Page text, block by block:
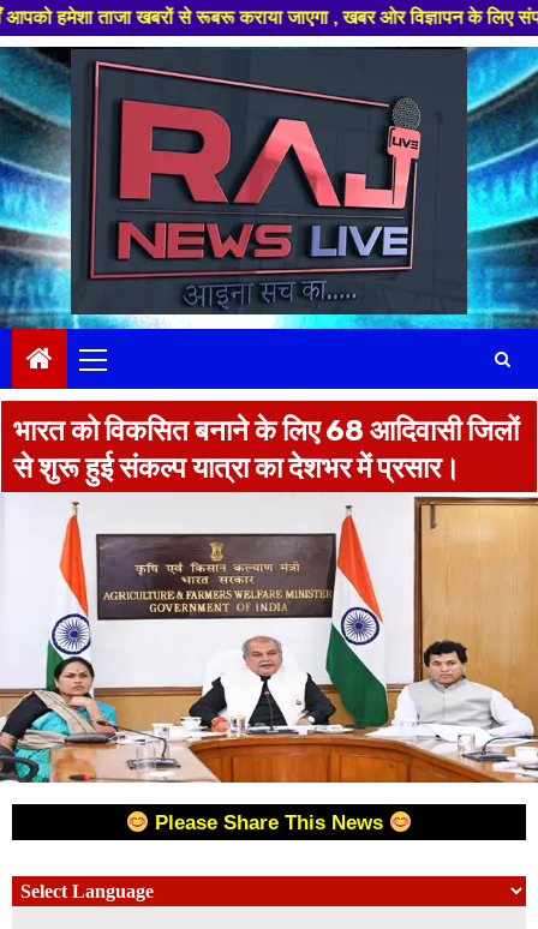
खबरों से रूबरू कराया जाएगा , खबर ओर विज्ञापन के लिए संपर्क करे
Skip
to
content
Menu
भारत को विकसित बनाने के लिए 68 आदिवासी जिलों
से शुरू हुई संकल्प यात्रा का देशभर में प्रसार।
Please Share This News